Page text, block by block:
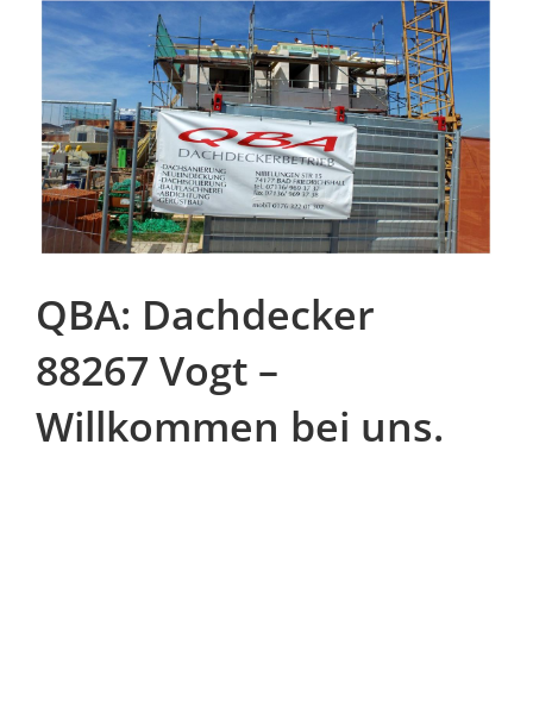
QBA: Dachdecker
88267 Vogt –
Willkommen bei uns.